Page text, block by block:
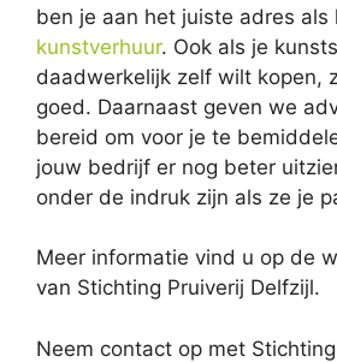
ben je aan het juiste adres als
kunstverhuur. Ook als je
daadwerkelijk zelf wilt kopen,
goed. Daarnaast geven we
bereid om voor je te
jouw bedrijf er nog beter
onder de indruk zijn als ze je
Meer informatie vind u op de
van Stichting Pruiverij Delfzijl.
Neem contact op met